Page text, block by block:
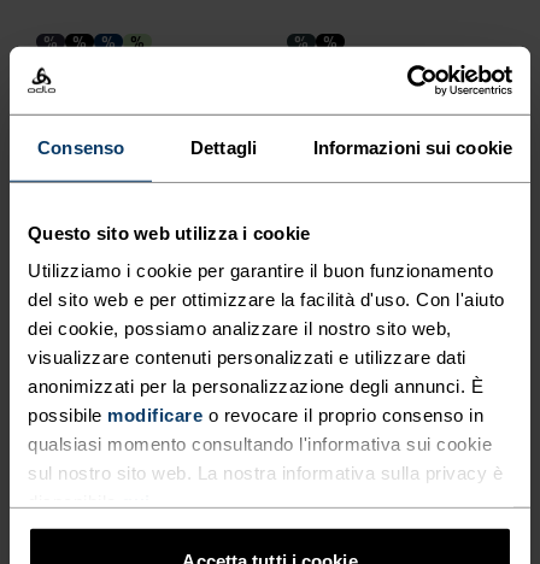
Consenso Dettagli Informazioni sui cookie
Questo sito web utilizza i cookie
Utilizziamo i cookie per garantire il buon funzionamento
del sito web e per ottimizzare la facilità d'uso. Con l'aiuto
dei cookie, possiamo analizzare il nostro sito web,
visualizzare contenuti personalizzati e utilizzare dati
anonimizzati per la personalizzazione degli annunci. È
possibile modificare o revocare il proprio consenso in
qualsiasi momento consultando l'informativa sui cookie
sul nostro sito web. La nostra informativa sulla privacy è
% % % %
Intimo Tecnico
Performance X-Light
Canotta
CHF 35.00CHF 50.00
% %
Pantaloncini Da Running 2
In 1 Zeroweight 3 Inch
CHF 63.00CHF 90.00
%
+ 2
Intimo Tecnico Merino 160
T-Shirt
CHF 70.00
(44)
%
T-Shirt Da Running
Zeroweight Chill-Tec
CHF 60.00
(28)
-40%
Saldi estivi
-40%
Saldi estivi